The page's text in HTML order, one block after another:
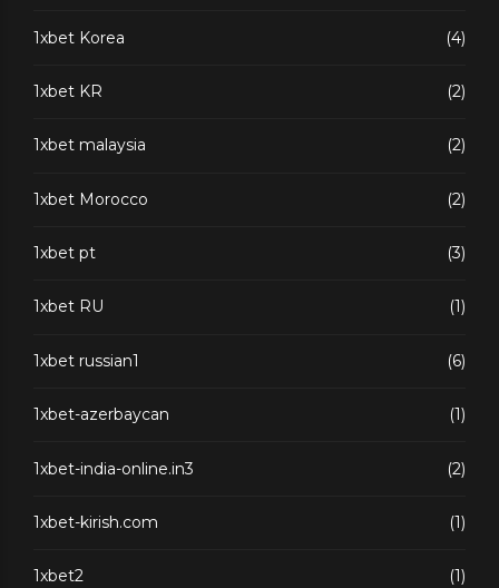
1xbet Korea (4)
1xbet KR (2)
1xbet malaysia (2)
1xbet Morocco (2)
1xbet pt (3)
1xbet RU (1)
1xbet russian1 (6)
1xbet-azerbaycan (1)
1xbet-india-online.in3 (2)
1xbet-kirish.com (1)
1xbet2 (1)